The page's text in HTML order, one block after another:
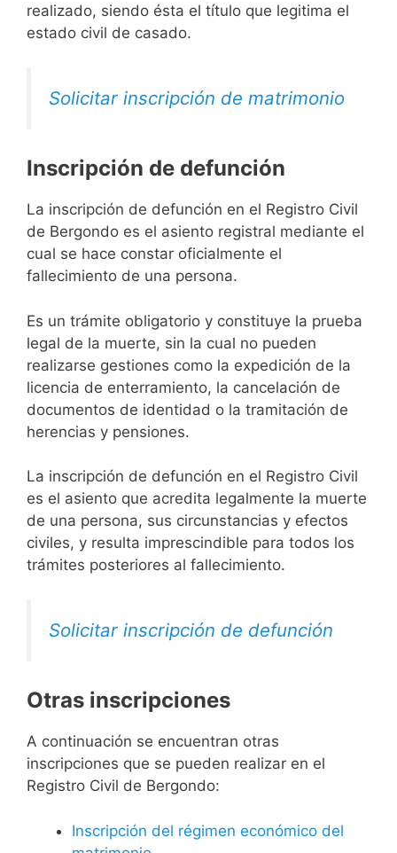
realizado, siendo ésta el título que legitima el
estado civil de casado.
Solicitar inscripción de matrimonio
Inscripción de defunción
La inscripción de defunción en el Registro Civil
de Bergondo es el asiento registral mediante el
cual se hace constar oficialmente el
fallecimiento de una persona.
Es un trámite obligatorio y constituye la prueba
legal de la muerte, sin la cual no pueden
realizarse gestiones como la expedición de la
licencia de enterramiento, la cancelación de
documentos de identidad o la tramitación de
herencias y pensiones.
La inscripción de defunción en el Registro Civil
es el asiento que acredita legalmente la muerte
de una persona, sus circunstancias y efectos
civiles, y resulta imprescindible para todos los
trámites posteriores al fallecimiento.
Solicitar inscripción de defunción
Otras inscripciones
A continuación se encuentran otras
inscripciones que se pueden realizar en el
Registro Civil de Bergondo:
Inscripción del régimen económico del